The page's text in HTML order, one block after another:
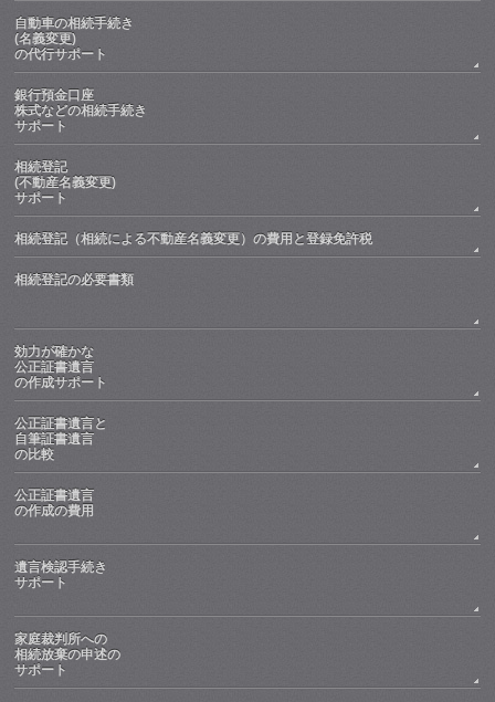
自動車の相続手続き
(名義変更)
の代行サポート
銀行預金口座
株式などの相続手続き
サポート
相続登記
(不動産名義変更)
サポート
相続登記（相続による不動産名義変更）の費用と登録免許税
相続登記の必要書類
効力が確かな
公正証書遺言
の作成サポート
公正証書遺言と
自筆証書遺言
の比較
公正証書遺言
の作成の費用
遺言検認手続き
サポート
家庭裁判所への
相続放棄の申述の
サポート